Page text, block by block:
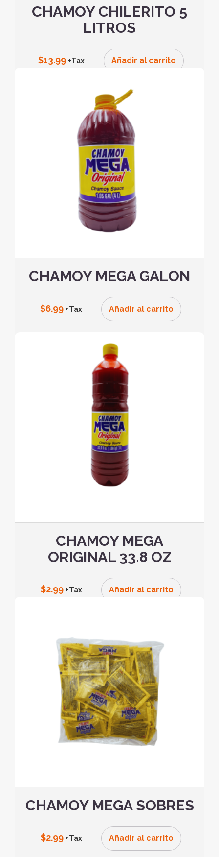
CHAMOY CHILERITO 5
LITROS
$13.99 +Tax Añadir al carrito
CHAMOY MEGA GALON
$6.99 +Tax Añadir al carrito
CHAMOY MEGA
ORIGINAL 33.8 OZ
$2.99 +Tax Añadir al carrito
CHAMOY MEGA SOBRES
$2.99 +Tax Añadir al carrito